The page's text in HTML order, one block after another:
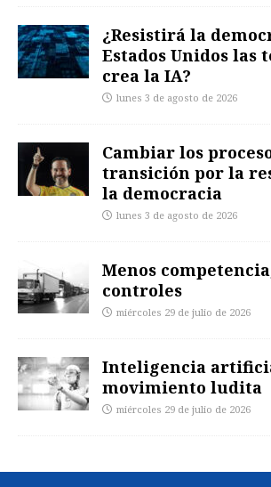
¿Resistirá la
Estados Unidos las
crea la IA?
lunes 3 de agosto de 2026
Cambiar los
transición por la
la democracia
lunes 3 de agosto de 2026
Menos
controles
miércoles 29 de julio de 2026
Inteligencia
movimiento ludita
miércoles 29 de julio de 2026